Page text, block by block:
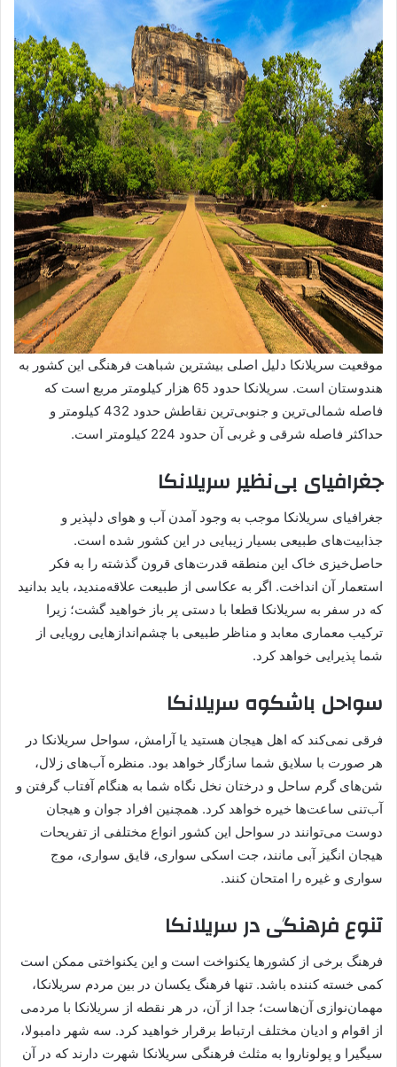
موقعیت سریلانکا دلیل اصلی بیشترین شباهت فرهنگی این کشور به
هندوستان است. سریلانکا حدود 65 هزار کیلومتر مربع است که
فاصله شمالی‌ترین و جنوبی‌ترین نقاطش حدود 432 کیلومتر و
حداکثر فاصله شرقی و غربی آن حدود 224 کیلومتر است.
جغرافیای بی‌نظیر سریلانکا
جغرافیای سریلانکا موجب به وجود آمدن آب و هوای دلپذیر و
جذابیت‌های طبیعی بسیار زیبایی در این کشور شده است.
حاصل‌خیزی خاک این منطقه قدرت‌های قرون گذشته را به فکر
استعمار آن انداخت. اگر به عکاسی از طبیعت علاقه‌مندید، باید بدانید
که در سفر به سریلانکا قطعا با دستی پر باز خواهید گشت؛ زیرا
ترکیب معماری معابد و مناظر طبیعی با چشم‌اندازهایی رویایی از
شما پذیرایی خواهد کرد.
سواحل باشکوه سریلانکا
فرقی نمی‌کند که اهل هیجان هستید یا آرامش، سواحل سریلانکا در
هر صورت با سلایق شما سازگار خواهد بود. منظره آب‌های زلال،
شن‌های گرم ساحل و درختان نخل نگاه شما به هنگام آفتاب گرفتن و
آب‌تنی ساعت‌ها خیره خواهد کرد. همچنین افراد جوان‌ و هیجان
دوست می‌توانند در سواحل این کشور انواع مختلفی از تفریحات
هیجان انگیز آبی مانند، جت اسکی سواری، قایق سواری، موج
سواری و غیره را امتحان کنند.
تنوع فرهنگی در سریلانکا
فرهنگ برخی از کشورها یکنواخت است و این یکنواختی ممکن است
کمی خسته کننده باشد. تنها فرهنگ یکسان در بین مردم سریلانکا،
مهمان‌نوازی آن‌هاست؛ جدا از آن، در هر نقطه از سریلانکا با مردمی
از اقوام و ادیان مختلف ارتباط برقرار خواهید کرد. سه شهر دامبولا،
سیگیرا و پولوناروا به مثلث فرهنگی سریلانکا شهرت دارند که در آن